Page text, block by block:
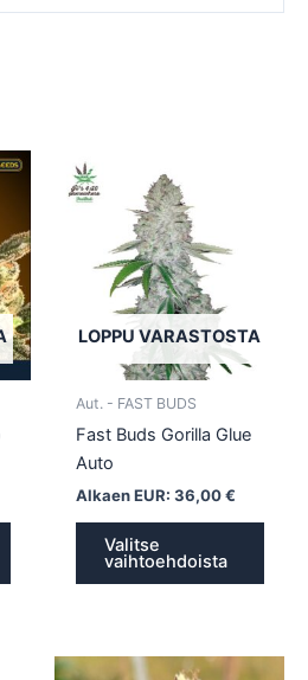
Tällä
tuotteella
useampi
muunnelma.
Voit
tehdä
valinnat
LOPPU VARASTOSTA
Aut. - FAST BUDS
Fast Buds Gorilla Glue
Auto
Alkaen EUR: 36,00€
Valitse
vaihtoehdoista